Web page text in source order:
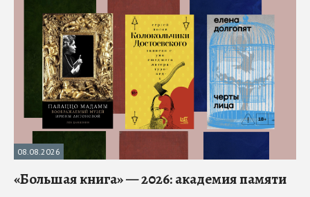
08.08.2026
«Большая книга» — 2026: академия памяти